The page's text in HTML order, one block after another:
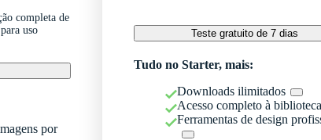
completa de
uso
por
Teste gratuito de 7 dias
Tudo no Starter, mais:
Downloads ilimitados
Acesso completo à biblioteca
Ferramentas de design